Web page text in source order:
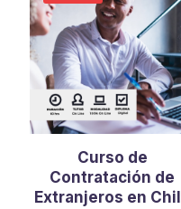
Curso de
Contratación de
Extranjeros en